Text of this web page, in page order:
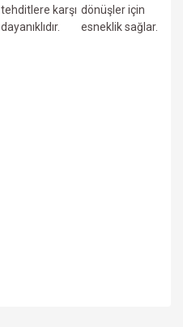
tehditlere karşı
dayanıklıdır.
dönüşler için
esneklik sağlar.